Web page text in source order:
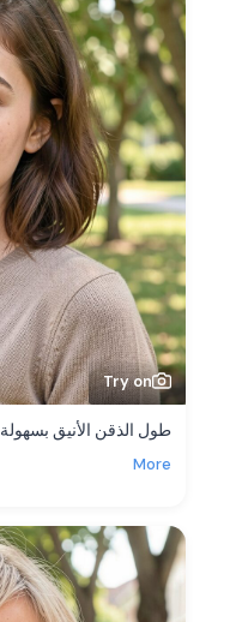
Try on
طول الذقن الأنيق بسهولة
More